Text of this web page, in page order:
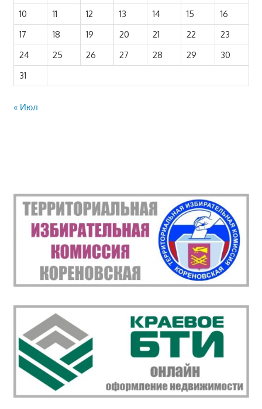
10
11 12 13 14 15
16
17
18 19 20 21 22
23
24
25 26 27 28 29
30
31
« Июл